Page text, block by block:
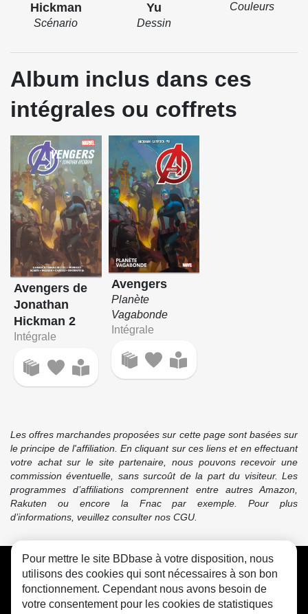
Hickman
Scénario
Yu
Dessin
Couleurs
Album inclus dans ces
intégrales ou coffrets
Avengers de
Jonathan
Hickman 2
Intégrale
Avengers
Planète
Vagabonde
Intégrale
Les offres marchandes proposées sur cette page sont basées sur
le principe de l'affiliation. En cliquant sur ces liens et en effectuant
votre achat sur le site partenaire, nous pouvons recevoir une
commission éventuelle, sans surcoût de la part du visiteur. Les
programmes d’affiliations comprennent entre autres Amazon,
Rakuten ou encore la Fnac par exemple. Pour plus
d’informations, veuillez consulter nos CGU.
CGU FAQ Contact Cookies
Pour mettre le site BDbase à votre disposition, nous
utilisons des cookies qui sont nécessaires à son bon
fonctionnement. Cependant nous avons besoin de
votre consentement pour les cookies de statistiques